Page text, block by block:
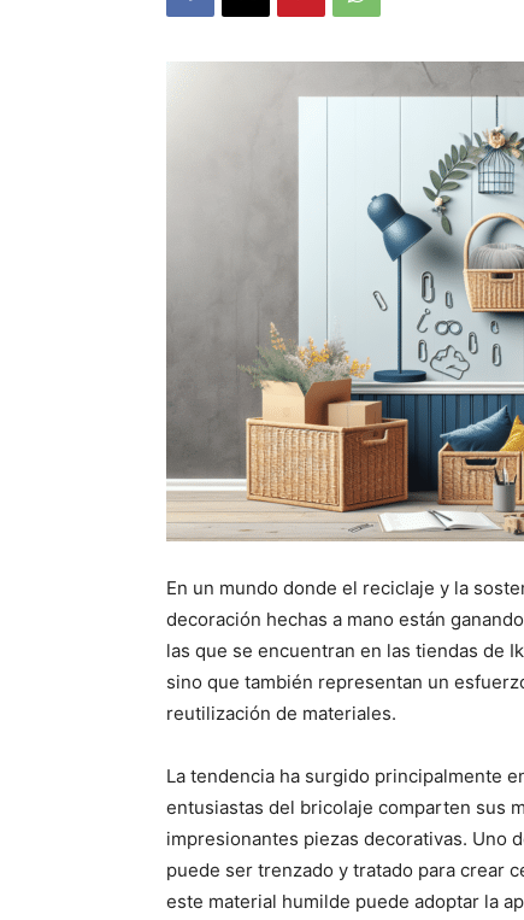
En un mundo donde el reciclaje y la
decoración hechas a mano están
las que se encuentran en las tiendas de
sino que también representan un
reutilización de materiales.
La tendencia ha surgido principalmente
entusiastas del bricolaje comparten sus
impresionantes piezas decorativas. Uno
puede ser trenzado y tratado para crear
este material humilde puede adoptar la